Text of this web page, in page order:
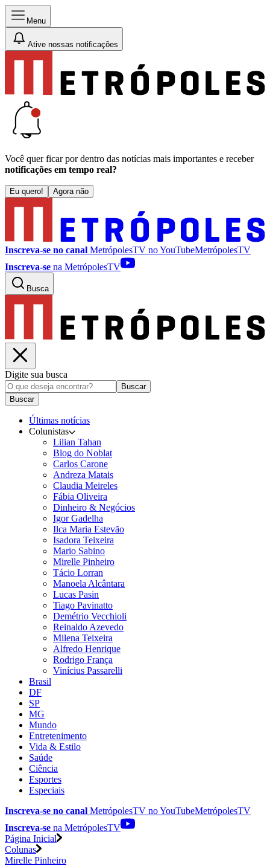
Menu
Ative nossas notificações
Você quer ficar por dentro das notícias mais importantes e receber
notificações em tempo real?
Eu quero! Agora não
Inscreva-se no canal MetrópolesTV noYouTubeMetrópolesTV
Inscreva-se na MetrópolesTV
Busca
Digite sua busca
Buscar
Buscar
Últimas notícias
Colunistas
Lilian Tahan
Blog do Noblat
Carlos Carone
Andreza Matais
Claudia Meireles
Fábia Oliveira
Dinheiro & Negócios
Igor Gadelha
Ilca Maria Estevão
Isadora Teixeira
Mario Sabino
Mirelle Pinheiro
Tácio Lorran
Manoela Alcântara
Lucas Pasin
Tiago Pavinatto
Demétrio Vecchioli
Reinaldo Azevedo
Milena Teixeira
Alfredo Henrique
Rodrigo França
Vinícius Passarelli
Brasil
DF
SP
MG
Mundo
Entretenimento
Vida & Estilo
Saúde
Ciência
Esportes
Especiais
Inscreva-se no canal MetrópolesTV noYouTubeMetrópolesTV
Inscreva-se na MetrópolesTV
Página Inicial
Colunas
Mirelle Pinheiro